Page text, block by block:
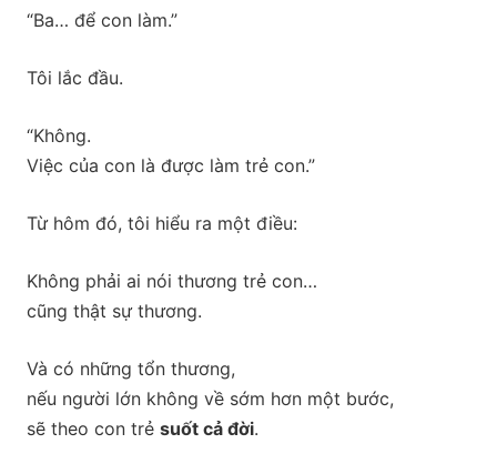
“Ba… để con làm.”
Tôi lắc đầu.
“Không.
Việc của con là được làm trẻ con.”
Từ hôm đó, tôi hiểu ra một điều:
Không phải ai nói thương trẻ con…
cũng thật sự thương.
Và có những tổn thương,
nếu người lớn không về sớm hơn một bước,
sẽ theo con trẻ suốt cả đời.